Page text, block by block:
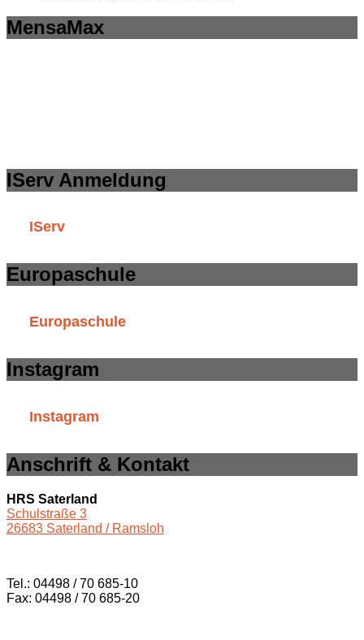
MensaMax
IServ Anmeldung
IServ
Europaschule
Europaschule
Instagram
Instagram
Anschrift & Kontakt
HRS Saterland
Schulstraße 3
26683 Saterland / Ramsloh
Tel.: 04498 / 70 685-10
Fax: 04498 / 70 685-20